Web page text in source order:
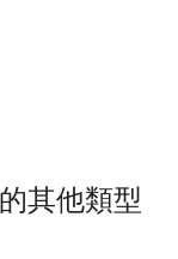
其他類型